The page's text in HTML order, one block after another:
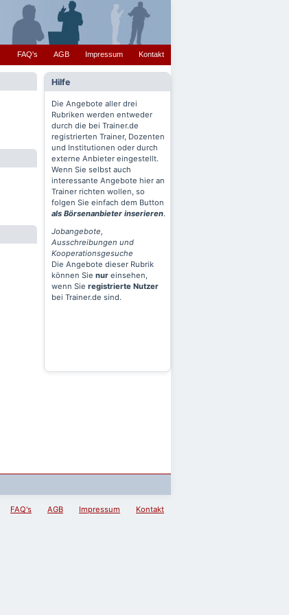
FAQ's AGB Impressum Kontakt
Hilfe
Die Angebote aller drei
Rubriken werden entweder
durch die bei Trainer.de
registrierten Trainer, Dozenten
und Institutionen oder durch
externe Anbieter eingestellt.
Wenn Sie selbst auch
interessante Angebote hier an
Trainer richten wollen, so
folgen Sie einfach dem Button
als Börsenanbieter inserieren.
Jobangebote,
Ausschreibungen und
Kooperationsgesuche
Die Angebote dieser Rubrik
können Sie nur einsehen,
wenn Sie registrierte Nutzer
bei Trainer.de sind.
FAQ's AGB Impressum Kontakt